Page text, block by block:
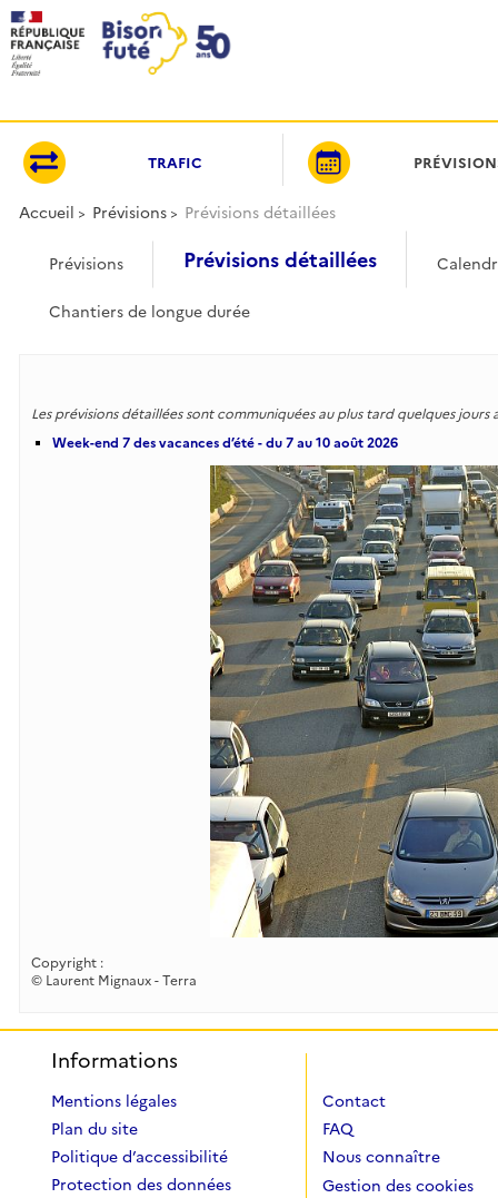
TRAFIC
Accueil Prévisions Prévisions détaillées
Prévisions Prévisions détaillées
Chantiers de longue durée
Les prévisions détaillées sont communiquées au plus tard quelques
Week-end 7 des vacances d’été - du 7 au 10 août 2026
Copyright :
© Laurent Mignaux - Terra
Informations
Mentions légales
Plan du site
Politique d’accessibilité
Protection des données
Contact
FAQ
Nous connaître
Gestion des cookies
Panneau de gestion des cookies